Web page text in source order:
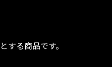
る商品です。